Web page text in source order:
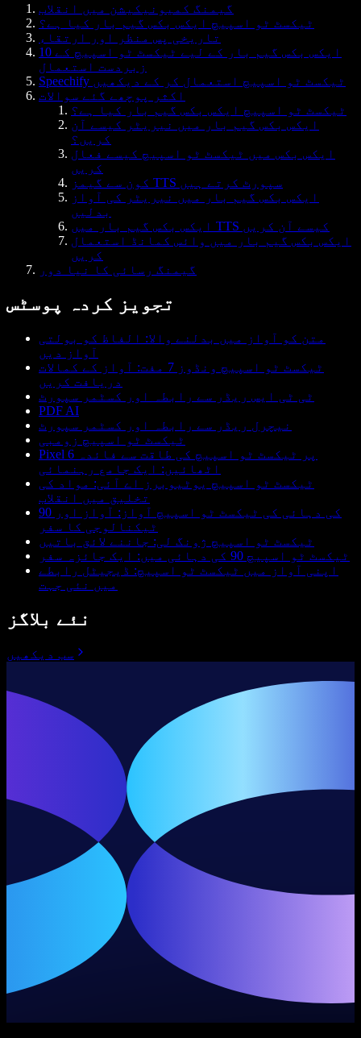
گیمنگ کمیونیکیشن میں انقلاب
ٹیکسٹ ٹو اسپیچ ایکس بکس گیم بار کیا ہے؟
تاریخی پس منظر اور ارتقاء
ایکس بکس گیم بار کے لیے ٹیکسٹ ٹو اسپیچ کے 10
زبردست استعمال
Speechify ٹیکسٹ ٹو اسپیچ استعمال کر کے دیکھیں
اکثر پوچھے گئے سوالات
ٹیکسٹ ٹو اسپیچ ایکس بکس گیم بار کیا ہے؟
ایکس بکس گیم بار میں نیریٹر کیسے آن
کریں؟
ایکس بکس میں ٹیکسٹ ٹو اسپیچ کیسے فعال
کریں
کون سے گیمز TTS سپورٹ کرتے ہیں
ایکس بکس گیم بار میں نیریٹر کی آواز
بدلیں
ایکس بکس گیم بار میں TTS کیسے آن کریں
ایکس بکس گیم بار میں وائس کمانڈ استعمال
کریں
گیمنگ رسائی کا نیا دور
تجویز کردہ پوسٹس
متن کو آواز میں بدلنے والا: الفاظ کو بولتی
آواز دیں
ٹیکسٹ ٹو اسپیچ ونڈوز 7 مفت: آواز کے کمالات
دریافت کریں
ٹی ٹی ایس ریڈر سے رابطہ اور کسٹمر سپورٹ
PDF AI
نیچرل ریڈر سے رابطہ اور کسٹمر سپورٹ
ٹیکسٹ ٹو اسپیچ زومبی
Pixel 6 پر ٹیکسٹ ٹو اسپیچ کی طاقت سے فائدہ
اٹھائیں: ایک جامع رہنمائی
ٹیکسٹ ٹو اسپیچ یوٹیوبرز اے آئی: مواد کی
تخلیق میں انقلاب
90 کی دہائی کی ٹیکسٹ ٹو اسپیچ آواز: آواز اور
ٹیکنالوجی کا سفر
ٹیکسٹ ٹو اسپیچ ژونگ لی: جاننے لائق باتیں
ٹیکسٹ ٹو اسپیچ 90 کی دہائی میں: ایک جائزہ سفر
اپنی آواز میں ٹیکسٹ ٹو اسپیچ: ڈیجیٹل رابطے
میں نئی جہت
نئے بلاگز
سب دیکھیں